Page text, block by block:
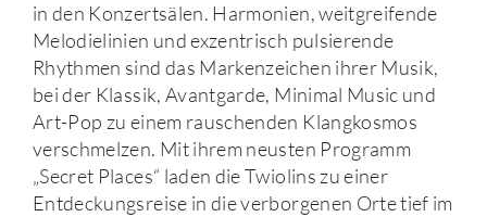
in den Konzertsälen. Harmonien, weitgreifende
Melodielinien und exzentrisch pulsierende
Rhythmen sind das Markenzeichen ihrer Musik,
bei der Klassik, Avantgarde, Minimal Music und
Art-Pop zu einem rauschenden Klangkosmos
verschmelzen. Mit ihrem neusten Programm
„Secret Places“ laden die Twiolins zu einer
Entdeckungsreise in die verborgenen Orte tief im